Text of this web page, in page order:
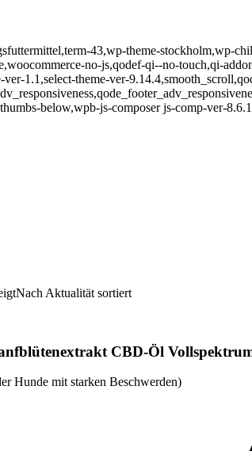
43,wp-theme-stockholm,wp-
no-js,qodef-qi--no-touch,qi-
1.1,select-theme-ver-
below,wpb-js-composer js-comp-ver-
Nach Aktualität sortiert
CBD-Öl